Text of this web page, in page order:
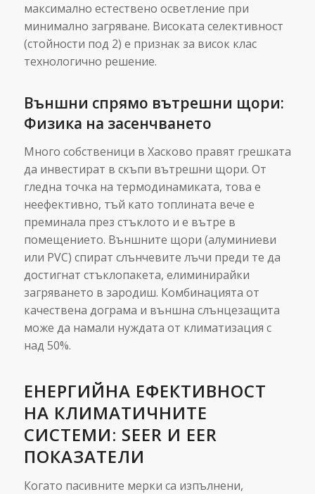
максимално естествено осветление при
минимално загряване. Високата селективност
(стойности под 2) е признак за висок клас
технологично решение.
Външни спрямо вътрешни щори:
Физика на засенчването
Много собственици в Хасково правят грешката
да инвестират в скъпи вътрешни щори. От
гледна точка на термодинамиката, това е
неефективно, тъй като топлината вече е
преминала през стъклото и е вътре в
помещението. Външните щори (алуминиеви
или PVC) спират слънчевите лъчи преди те да
достигнат стъклопакета, елиминирайки
загряването в зародиш. Комбинацията от
качествена дограма и външна слънцезащита
може да намали нуждата от климатизация с
над 50%.
ЕНЕРГИЙНА ЕФЕКТИВНОСТ
НА КЛИМАТИЧНИТЕ
СИСТЕМИ: SEER И EER
ПОКАЗАТЕЛИ
Когато пасивните мерки са изпълнени,